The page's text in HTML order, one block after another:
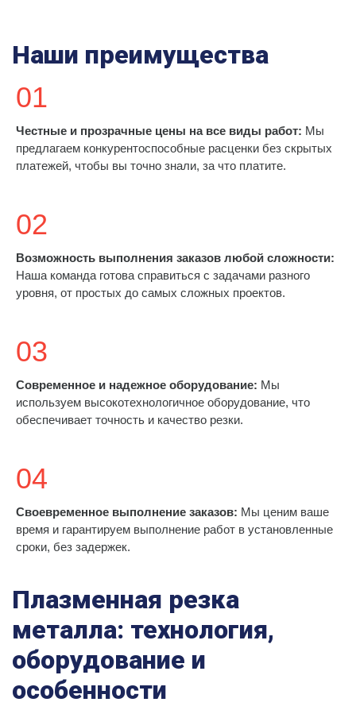
Наши преимущества
01
Честные и прозрачные цены на все виды работ: Мы
предлагаем конкурентоспособные расценки без скрытых
платежей, чтобы вы точно знали, за что платите.
02
Возможность выполнения заказов любой сложности:
Наша команда готова справиться с задачами разного
уровня, от простых до самых сложных проектов.
03
Современное и надежное оборудование: Мы
используем высокотехнологичное оборудование, что
обеспечивает точность и качество резки.
04
Своевременное выполнение заказов: Мы ценим ваше
время и гарантируем выполнение работ в установленные
сроки, без задержек.
Плазменная резка
металла: технология,
оборудование и
особенности